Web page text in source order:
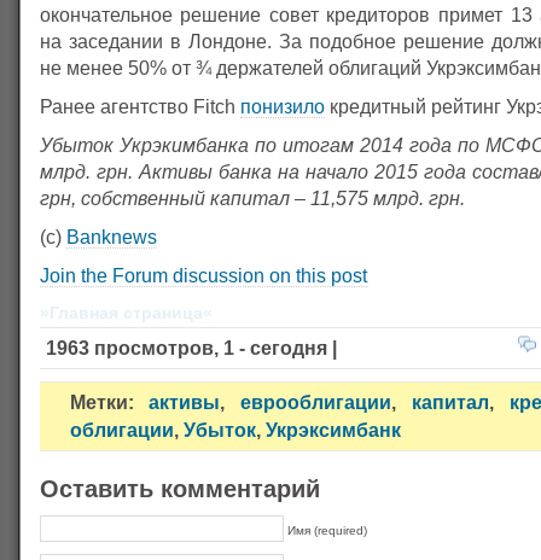
окончательное решение совет кредиторов примет
на заседании в Лондоне. За подобное решение
не менее 50% от ¾ держателей облигаций
Ранее агентство Fitch понизилокредитный рейтинг
Убыток Укрэкимбанка по итогам 2014 года по
млрд. грн. Активы банка на начало 2015 года
грн, собственный капитал – 11,575 млрд. грн.
(c) Banknews
Join the Forum discussion on this post
»Главная страница«
1963 просмотров, 1 - сегодня |
Метки:активы,еврооблигации, капитал,
облигации, Убыток, Укрэксимбанк
Оставить комментарий
Имя (required)